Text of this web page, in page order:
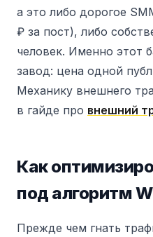
а это либо дорогое
₽ за пост), либо
человек. Именно этот
завод: цена одной
Механику внешнего
в гайде про внешний
Как
под алгоритм
Прежде чем гнать